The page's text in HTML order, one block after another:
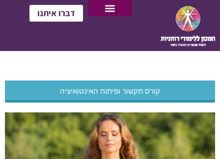
דברו איתנו
קורס תקשור ופיתוח האינטואיציה